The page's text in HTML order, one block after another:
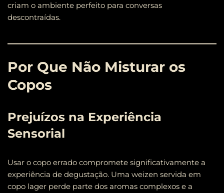
criam o ambiente perfeito para conversas
descontraídas.
Por Que Não Misturar os
Copos
Prejuízos na Experiência
Sensorial
Usar o copo errado compromete significativamente a
experiência de degustação. Uma weizen servida em
copo lager perde parte dos aromas complexos e a